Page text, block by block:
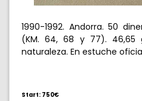
1990-1992. Andorra. 50
(KM. 64, 68 y 77). 46,65
naturaleza. En estuche
Start: 750€